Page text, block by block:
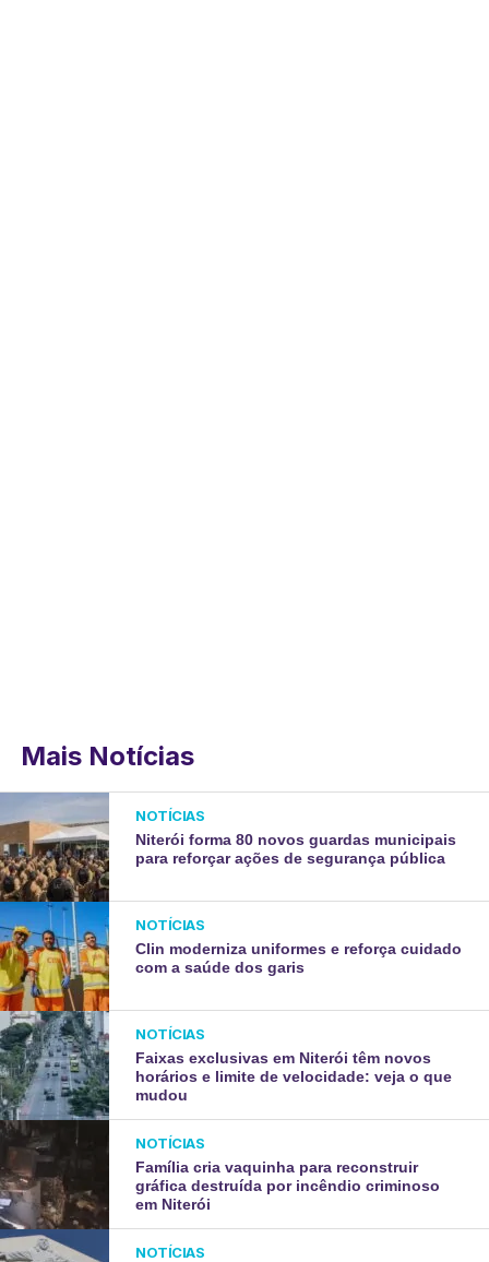
Mais Notícias
NOTÍCIAS
Niterói forma 80 novos guardas municipais
para reforçar ações de segurança pública
NOTÍCIAS
Clin moderniza uniformes e reforça cuidado
com a saúde dos garis
NOTÍCIAS
Faixas exclusivas em Niterói têm novos
horários e limite de velocidade: veja o que
mudou
NOTÍCIAS
Família cria vaquinha para reconstruir
gráfica destruída por incêndio criminoso
em Niterói
NOTÍCIAS